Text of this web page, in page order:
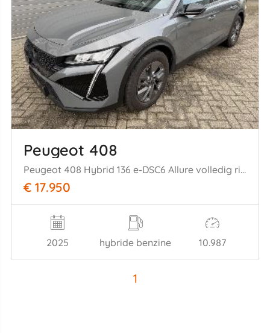
Peugeot 408
Peugeot 408 Hybrid 136 e-DSC6 Allure volledig rijdbaar!
€ 17.950
2025 hybride benzine 10.987
1